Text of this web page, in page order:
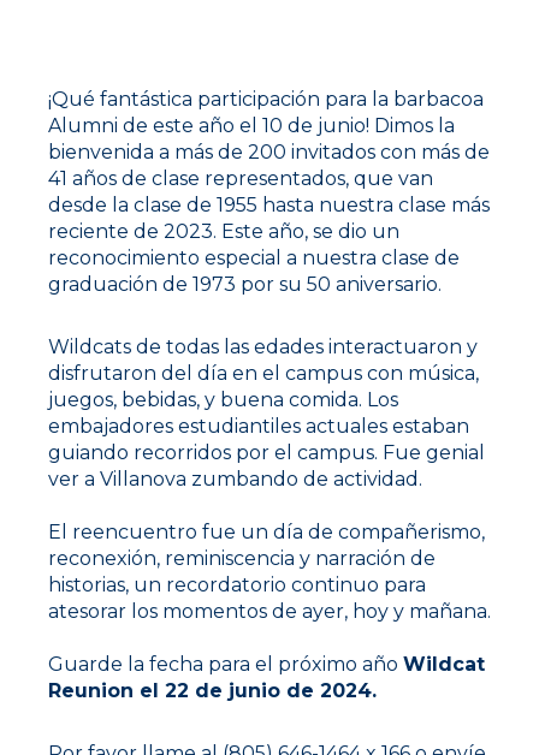
¡Qué fantástica participación para la barbacoa
Alumni de este año el 10 de junio! Dimos la
bienvenida a más de 200 invitados con más de
41 años de clase representados, que van
desde la clase de 1955 hasta nuestra clase más
reciente de 2023. Este año, se dio un
reconocimiento especial a nuestra clase de
graduación de 1973 por su 50 aniversario.
Wildcats de todas las edades interactuaron y
disfrutaron del día en el campus con música,
juegos, bebidas, y buena comida. Los
embajadores estudiantiles actuales estaban
guiando recorridos por el campus. Fue genial
ver a Villanova zumbando de actividad.
El reencuentro fue un día de compañerismo,
reconexión, reminiscencia y narración de
historias, un recordatorio continuo para
atesorar los momentos de ayer, hoy y mañana.
Guarde la fecha para el próximo año Wildcat
Reunion el 22 de junio de 2024.